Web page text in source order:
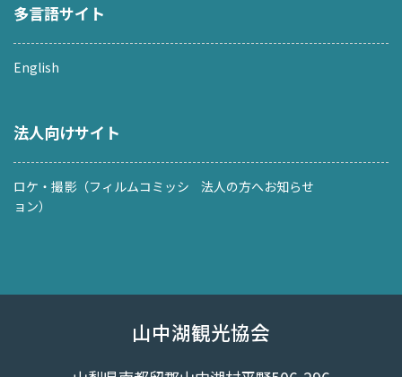
多言語サイト
English
法人向けサイト
ロケ・撮影（フィルムコミッシ
ョン）
法人の方へお知らせ
山中湖観光協会